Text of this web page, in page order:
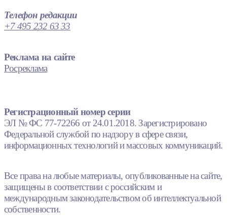
Телефон редакции
+7 495 232 63 33
Реклама на сайте
Росреклама
Регистрационный номер серии
ЭЛ № ФС 77-72266 от 24.01.2018. Зарегистрировано
Федеральной службой по надзору в сфере связи,
информационных технологий и массовых коммуникаций.
Все права на любые материалы, опубликованные на сайте,
защищены в соответствии с российским и
международным законодательством об интеллектуальной
собственности.